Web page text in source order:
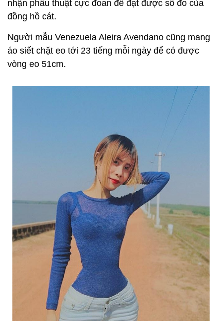
nhận phẫu thuật cực đoan để đạt được số đo của
đồng hồ cát.
Người mẫu Venezuela Aleira Avendano cũng mang
áo siết chặt eo tới 23 tiếng mỗi ngày để có được
vòng eo 51cm.